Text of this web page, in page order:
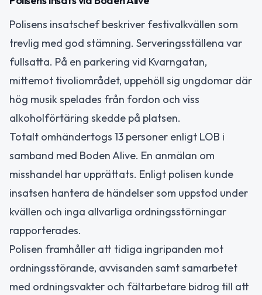
Polisens insatschef beskriver festivalkvällen som
trevlig med god stämning. Serveringsställena var
fullsatta. På en parkering vid Kvarngatan,
mittemot tivoliområdet, uppehöll sig ungdomar där
hög musik spelades från fordon och viss
alkoholförtäring skedde på platsen.
Totalt omhändertogs 13 personer enligt LOB i
samband med Boden Alive. En anmälan om
misshandel har upprättats. Enligt polisen kunde
insatsen hantera de händelser som uppstod under
kvällen och inga allvarliga ordningsstörningar
rapporterades.
Polisen framhåller att tidiga ingripanden mot
ordningsstörande, avvisanden samt samarbetet
med ordningsvakter och fältarbetare bidrog till att